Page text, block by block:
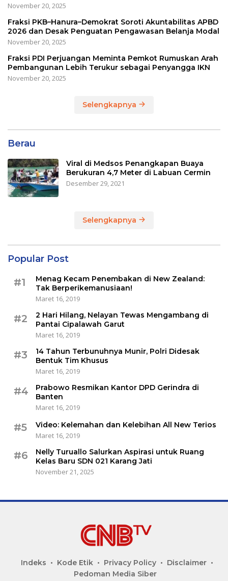
November 20, 2025
Fraksi PKB–Hanura–Demokrat Soroti Akuntabilitas APBD
2026 dan Desak Penguatan Pengawasan Belanja Modal
November 20, 2025
Fraksi PDI Perjuangan Meminta Pemkot Rumuskan Arah
Pembangunan Lebih Terukur sebagai Penyangga IKN
November 20, 2025
Selengkapnya
Berau
Viral di Medsos Penangkapan Buaya
Berukuran 4,7 Meter di Labuan Cermin
Desember 29, 2021
Selengkapnya
Popular Post
#1
Menag Kecam Penembakan di New Zealand:
Tak Berperikemanusiaan!
Maret 16, 2019
#2
2 Hari Hilang, Nelayan Tewas Mengambang di
Pantai Cipalawah Garut
Maret 16, 2019
#3
14 Tahun Terbunuhnya Munir, Polri Didesak
Bentuk Tim Khusus
Maret 16, 2019
#4
Prabowo Resmikan Kantor DPD Gerindra di
Banten
Maret 16, 2019
#5
Video: Kelemahan dan Kelebihan All New Terios
Maret 16, 2019
#6
Nelly Turuallo Salurkan Aspirasi untuk Ruang
Kelas Baru SDN 021 Karang Jati
November 21, 2025
Indeks Kode Etik Privacy Policy
Disclaimer
Pedoman Media Siber